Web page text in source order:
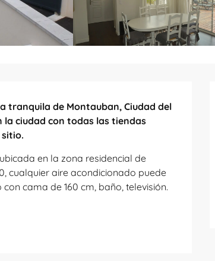
tranquila de Montauban, Ciudad del
la ciudad con todas las tiendas
en la zona residencial de
cualquier aire acondicionado puede
cama de 160 cm, baño, televisión.